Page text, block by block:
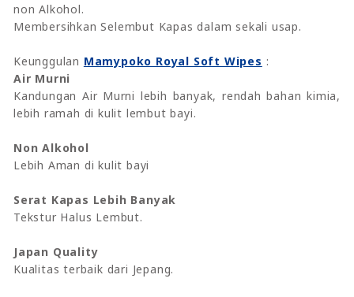
non Alkohol.
Membersihkan Selembut Kapas dalam sekali usap.
Keunggulan Mamypoko Royal Soft Wipes :
Air Murni
Kandungan Air Murni lebih banyak, rendah bahan kimia,
lebih ramah di kulit lembut bayi.
Non Alkohol
Lebih Aman di kulit bayi
Serat Kapas Lebih Banyak
Tekstur Halus Lembut.
Japan Quality
Kualitas terbaik dari Jepang.